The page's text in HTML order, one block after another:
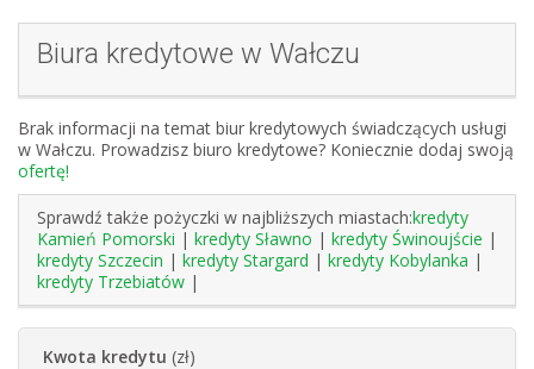
Biura kredytowe w Wałczu
Brak informacji na temat biur kredytowych świadczących usługi
w Wałczu. Prowadzisz biuro kredytowe? Koniecznie dodaj swoją
ofertę!
Sprawdź także pożyczki w najbliższych miastach:kredyty
Kamień Pomorski | kredyty Sławno | kredyty Świnoujście |
kredyty Szczecin | kredyty Stargard | kredyty Kobylanka |
kredyty Trzebiatów |
Kwota kredytu (zł)